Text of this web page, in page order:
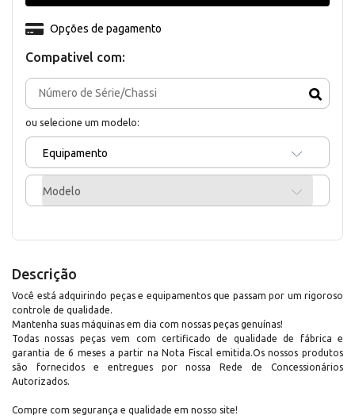
Compativel com:
ou selecione um modelo:
Equipamento
Modelo
Opções de pagamento
Descrição
Você está adquirindo peças e equipamentos que passam por um rigoroso
controle de qualidade.
Mantenha suas máquinas em dia com nossas peças genuínas!
Todas nossas peças vem com certificado de qualidade de fábrica e
garantia de 6 meses a partir na Nota Fiscal emitida.Os nossos produtos
são fornecidos e entregues por nossa Rede de Concessionários
Autorizados.
Compre com segurança e qualidade em nosso site!